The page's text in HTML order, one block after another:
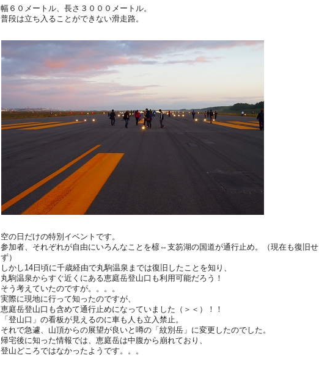
幅６０メートル、長さ３０００メートル。
普段は立ち入ることができない滑走路。
空の日だけの特別イベントです。
参加者、それぞれが自由にいろんなことを楌⇔支笏湖の国道が通行止め。（現在も復旧せ
ず）
しかし14日頃に千歳経由で丸駒温泉までは復旧したことを知り、
丸駒温泉からすぐ近くにある恵庭岳登山口も利用可能だろう！
そう考えていたのですが。。。。
実際に現地に行って知ったのですが、
恵庭岳登山口も含めて通行止めになっていました（＞＜）！！
「登山口」の看板が見えるのに車も人も立入禁止。
それで急遽、山頂からの展望が良いと噂の「紋別岳」に変更したのでした。
帰宅後に知った情報では、恵庭岳は中腹から崩れており、
登山どころではなかったようです。。。